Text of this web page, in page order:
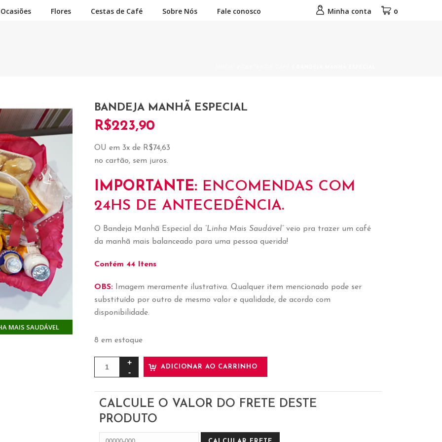
Ocasiões Flores Cestas de Café Sobre Nós Fale conosco Minha conta 0
MAIS SAUDÁVEL
BANDEJA MANHÃ ESPECIAL
R$223,90
OU em 3x de R$74,63
no cartão, sem juros.
IMPORTANTE: ENCOMENDAS COM
24HS DE ANTECEDÊNCIA.
O Bandeja Manhã Especial da “Linha Mais Saudável” veio pra trazer um café
da manhã mais balanceado para uma pessoa querida!
Contém 44 Itens
OBS: Imagem meramente ilustrativa. Qualquer item mencionado pode ser
substituído por outro de mesmo valor e qualidade, de acordo com
disponibilidade.
8 em estoque
ADICIONAR AO CARRINHO
CALCULE O VALOR DO FRETE DESTE
PRODUTO